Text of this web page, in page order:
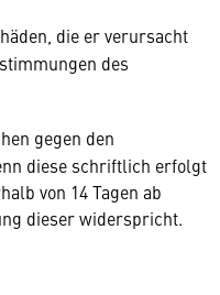
die er verursacht
des
gegen den
diese schriftlich erfolgt
von 14 Tagen ab
dieser widerspricht.